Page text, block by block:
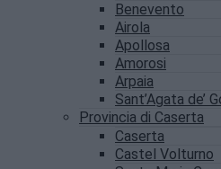
Benevento
Airola
Apollosa
Amorosi
Arpaia
Sant’Agata de’
Provincia di Caserta
Caserta
Castel Volturno